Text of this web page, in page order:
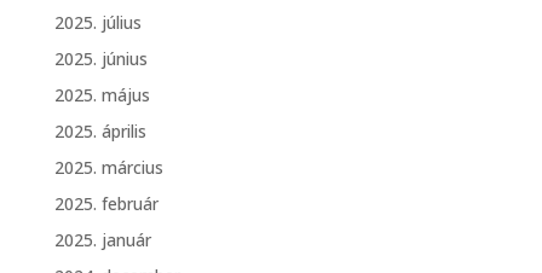
2025. július
2025. június
2025. május
2025. április
2025. március
2025. február
2025. január